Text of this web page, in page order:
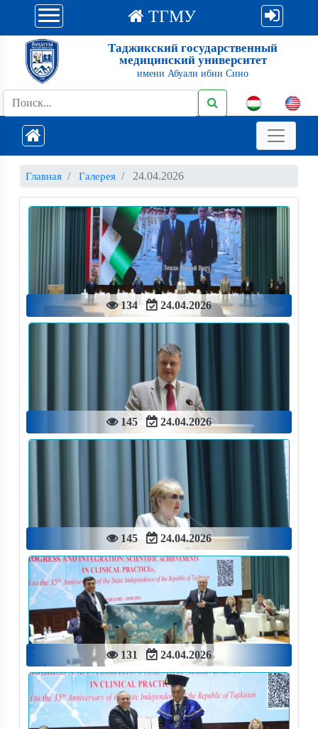
ТГМУ
Таджикский государственный
медицинский университет
имени Абуали ибни Сино
Главная Галерея 24.04.2026
134 24.04.2026
145 24.04.2026
145 24.04.2026
131 24.04.2026